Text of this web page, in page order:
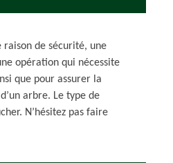
raison de sécurité, une
opération qui nécessite
que pour assurer la
arbre. Le type de
N’hésitez pas faire